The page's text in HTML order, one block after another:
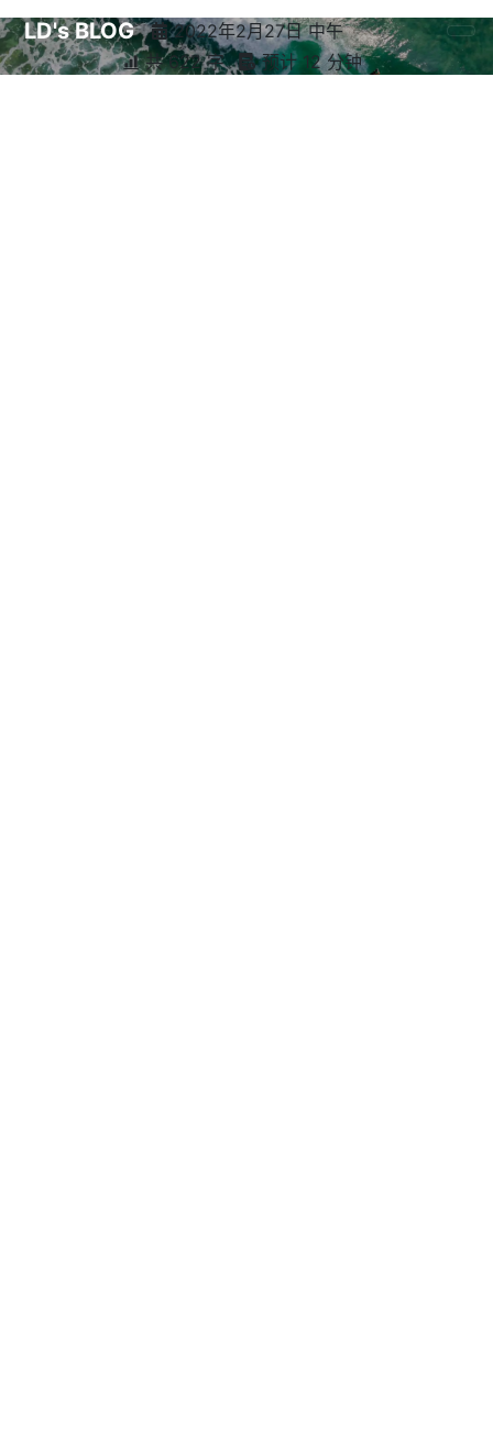
LD's BLOG
2022年2月27日 中午
共 622 字
预计 12 分钟